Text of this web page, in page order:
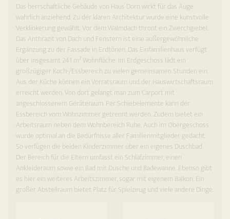
Das herrschaftliche Gebäude von Haus Dorn wirkt für das Auge
wahrlich anziehend. Zu der klaren Architektur wurde eine kunstvolle
Verklinkerung gewählt. Vor dem Walmdach thront ein Zwerchgiebel.
Das Anthrazit von Dach und Fenstern ist eine außergewöhnliche
Ergänzung zu der Fassade in Erdtönen. Das Einfamilienhaus verfügt
über insgesamt 241 m² Wohnfläche. Im Erdgeschoss lädt ein
großzügiger Koch-/Essbereich zu vielen gemeinsamen Stunden ein.
Aus der Küche können ein Vorratsraum und der Hauswirtschaftsraum
erreicht werden. Von dort gelangt man zum Carport mit
angeschlossenem Geräteraum. Per Schiebelemente kann der
Essbereich vom Wohnzimmer getrennt werden. Zudem bietet ein
Arbeitsraum neben dem Wohnbereich Ruhe. Auch im Obergeschoss
wurde optimal an die Bedürfnisse aller Familienmitglieder gedacht.
So verfügen die beiden Kinderzimmer über ein eigenes Duschbad.
Der Bereich für die Eltern umfasst ein Schlafzimmer, einen
Ankleideraum sowie ein Bad mit Dusche und Badewanne. Ebenso gibt
es hier ein weiteres Arbeitszimmer, sogar mit eigenem Balkon. Ein
großer Abstellraum bietet Platz für Spielzeug und viele andere Dinge.